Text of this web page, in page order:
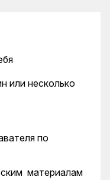
или несколько
по
материалам